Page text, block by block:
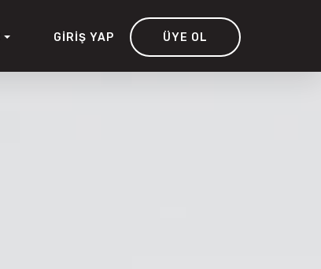
GIRIŞ YAP ÜYE OL